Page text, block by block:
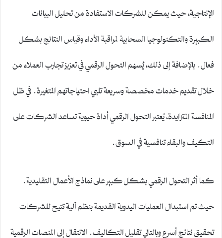
الإنتاجية، حيث يمكن للشركات الاستفادة من تحليل البيانات
الكبيرة والتكنولوجيا السحابية لمراقبة الأداء وقياس النتائج بشكل
فعال. بالإضافة إلى ذلك، يُسهم التحول الرقمي في تعزيز تجارب العملاء من
خلال تقديم خدمات مخصصة وسريعة تلبي احتياجاتهم المتغيرة. في ظل
المنافسة المتزايدة، يُعتبر التحول الرقمي أداة حيوية تساعد الشركات على
التكيف والبقاء تنافسية في السوق.
كما أثر التحول الرقمي بشكل كبير على نماذج الأعمال التقليدية.
حيث تم استبدال العمليات اليدوية القديمة بنظم آلية تتيح للشركات
تحقيق نتائج أسرع وبالتالي تقليل التكاليف. الانتقال إلى المنصات الرقمية